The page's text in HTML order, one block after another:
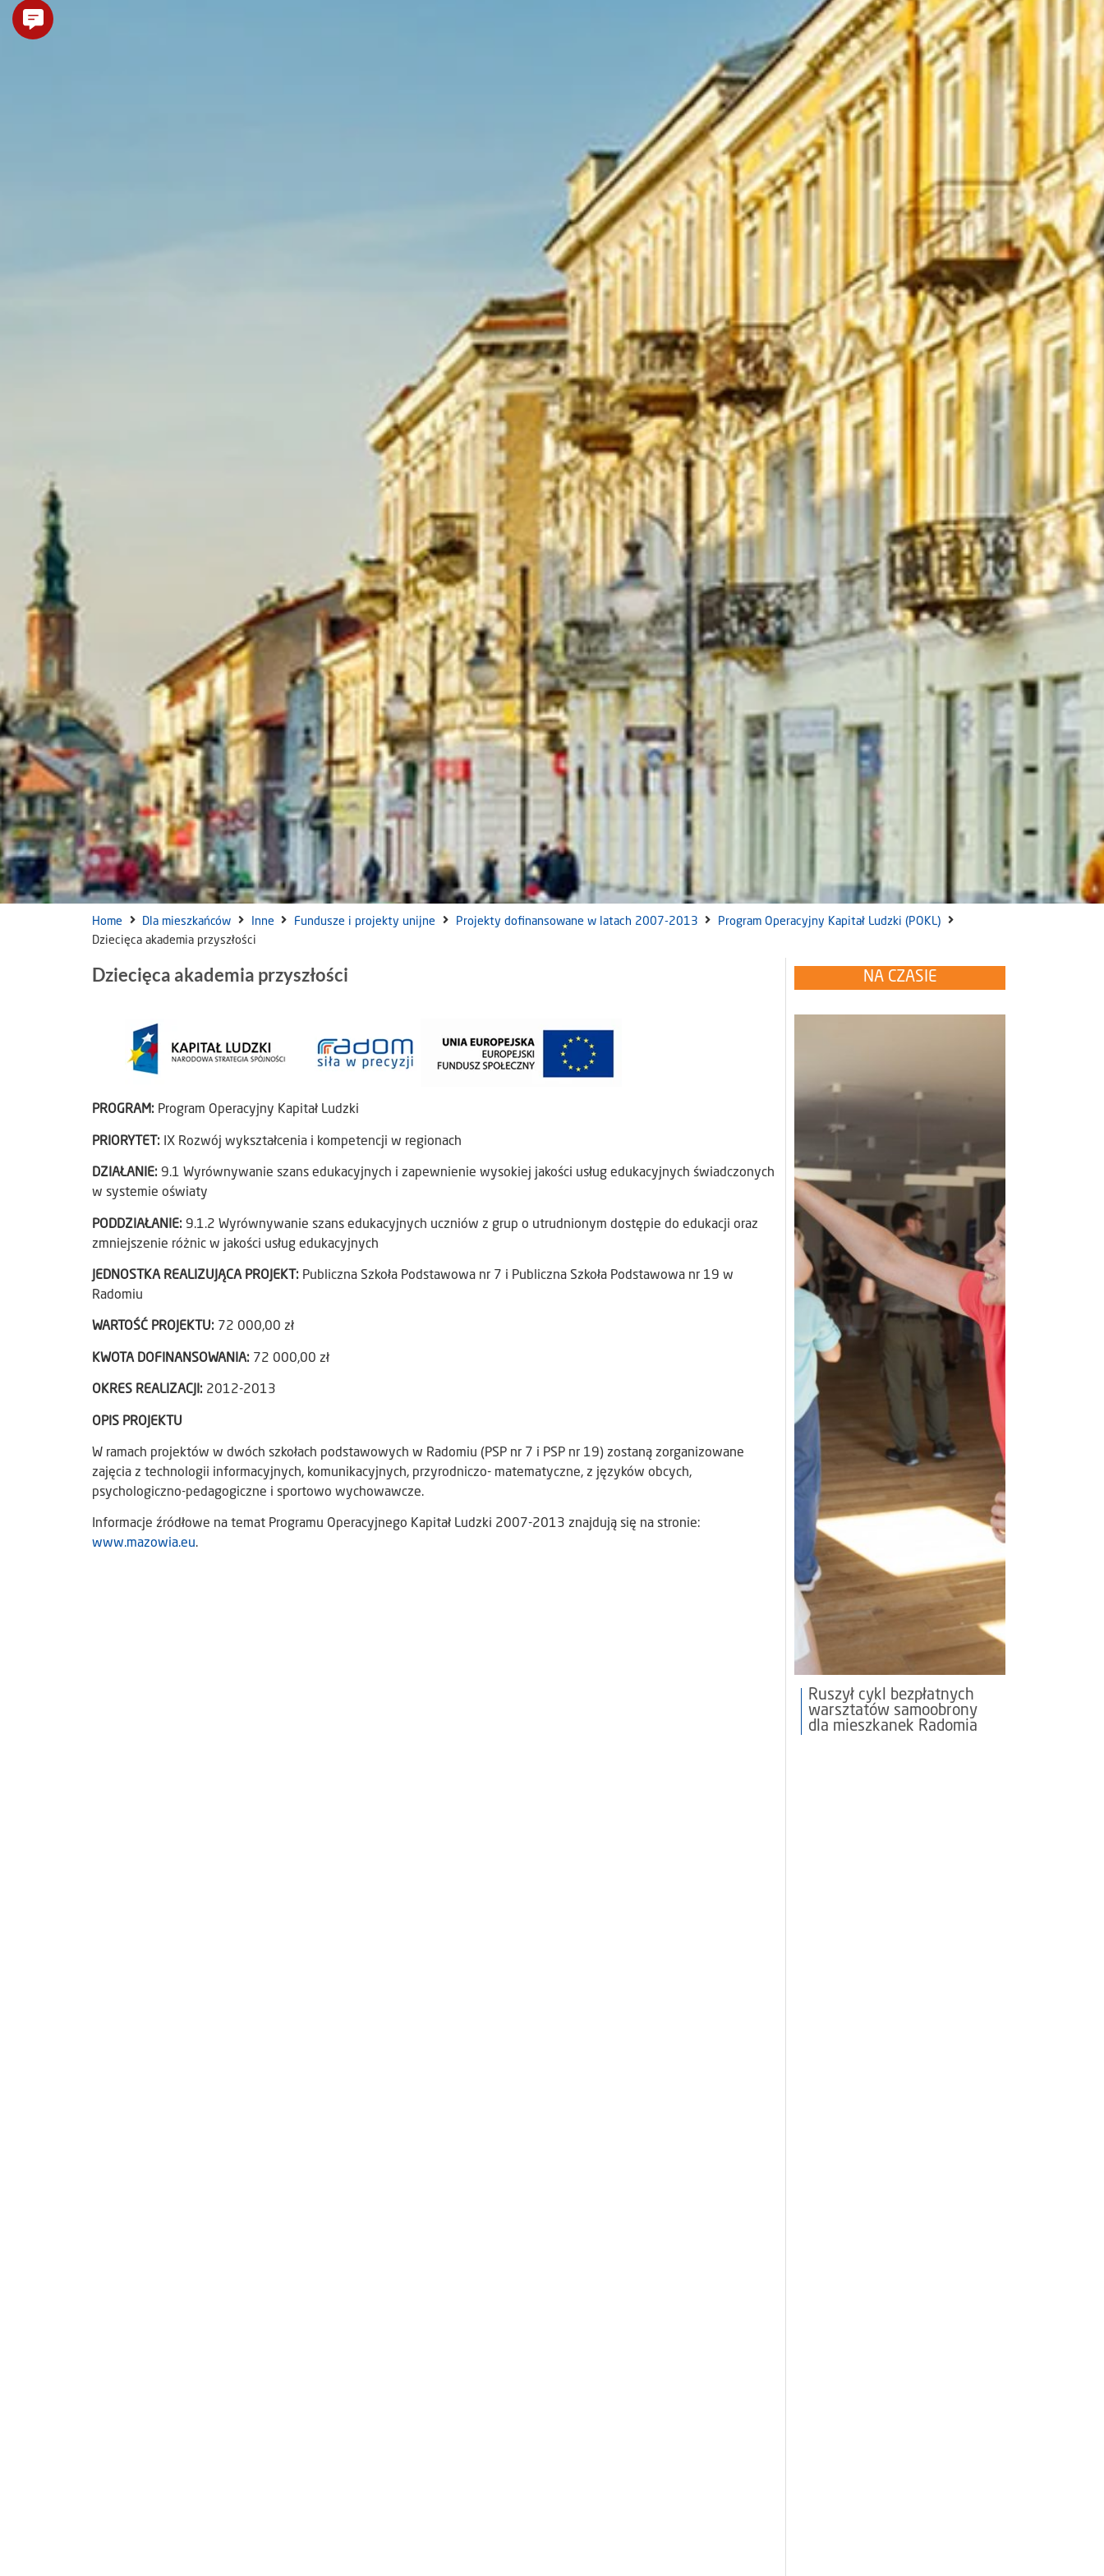
Home Dla mieszkańców Inne Fundusze i projekty unijne Projekty dofinansowane w latach 2007-2013
Program Operacyjny Kapitał Ludzki (POKL)
Dziecięca akademia przyszłości
Dziecięca akademia przyszłości
PROGRAM: Program Operacyjny Kapitał Ludzki
PRIORYTET: IX Rozwój wykształcenia i kompetencji w regionach
DZIAŁANIE: 9.1 Wyrównywanie szans edukacyjnych i zapewnienie wysokiej jakości usług edukacyjnych świadczonych
w systemie oświaty
PODDZIAŁANIE: 9.1.2 Wyrównywanie szans edukacyjnych uczniów z grup o utrudnionym dostępie do edukacji oraz
zmniejszenie różnic w jakości usług edukacyjnych
JEDNOSTKA REALIZUJĄCA PROJEKT: Publiczna Szkoła Podstawowa nr 7 i Publiczna Szkoła Podstawowa nr 19 w
Radomiu
WARTOŚĆ PROJEKTU: 72 000,00 zł
KWOTA DOFINANSOWANIA: 72 000,00 zł
OKRES REALIZACJI: 2012-2013
OPIS PROJEKTU
W ramach projektów w dwóch szkołach podstawowych w Radomiu (PSP nr 7 i PSP nr 19) zostaną zorganizowane
zajęcia z technologii informacyjnych, komunikacyjnych, przyrodniczo- matematyczne, z języków obcych,
psychologiczno-pedagogiczne i sportowo wychowawcze.
Informacje źródłowe na temat Programu Operacyjnego Kapitał Ludzki 2007-2013 znajdują się na stronie:
www.mazowia.eu.
NA CZASIE
Ruszył cykl bezpłatnych
warsztatów samoobrony
dla mieszkanek Radomia